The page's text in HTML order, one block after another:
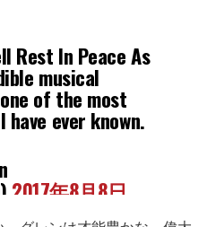
Rest In Peace As
musical
of the most
ever known.
2017年8月8日